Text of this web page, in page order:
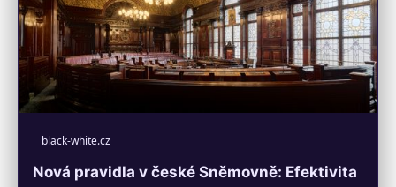
black-white.cz
Nová pravidla v české Sněmovně: Efektivita